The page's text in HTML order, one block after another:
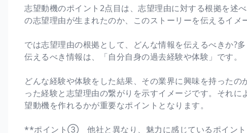
志望動機のポイント2点目は、志望理由に対する根拠を述
の志望理由が生まれたのか、このストーリーを伝えるイメ
では志望理由の根拠として、どんな情報を伝えるべきか?
伝えるべき情報は、「自分自身の過去経験や体験」です。
どんな経験や体験をした結果、その業界に興味を持った
った経験と志望理由の繋がりを示すイメージです。それ
望動機を作れるかが重要なポイントとなります。
**ポイント③ 他社と異なり、魅力に感じているポイン